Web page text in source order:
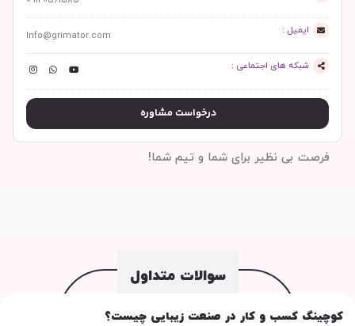
ایمیل : Info@grimator.com
شبکه های اجتماعی :
درخواست مشاوره
فرصت بی نظیر برای شما و تیم شما!
سوالات متداول
کوچینگ کسب و کار در صنعت زیبایی چیست؟